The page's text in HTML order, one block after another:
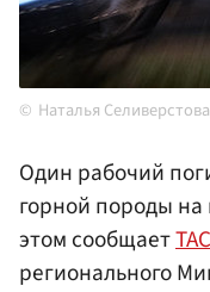
Наталья
Один рабочий
горной породы
этом сообщает
регионального